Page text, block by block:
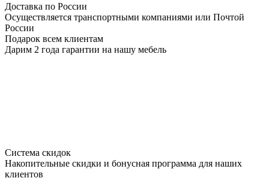
Доставка по России
Осуществляется транспортными компаниями или Почтой
России
Подарок всем клиентам
Дарим 2 года гарантии на нашу мебель
Система скидок
Накопительные скидки и бонусная программа для наших
клиентов